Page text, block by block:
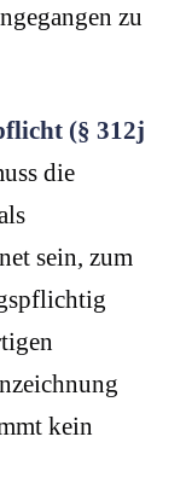
zu
(§ 312j
die
sein, zum
kein